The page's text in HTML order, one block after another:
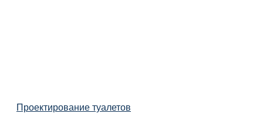
Проектирование туалетов